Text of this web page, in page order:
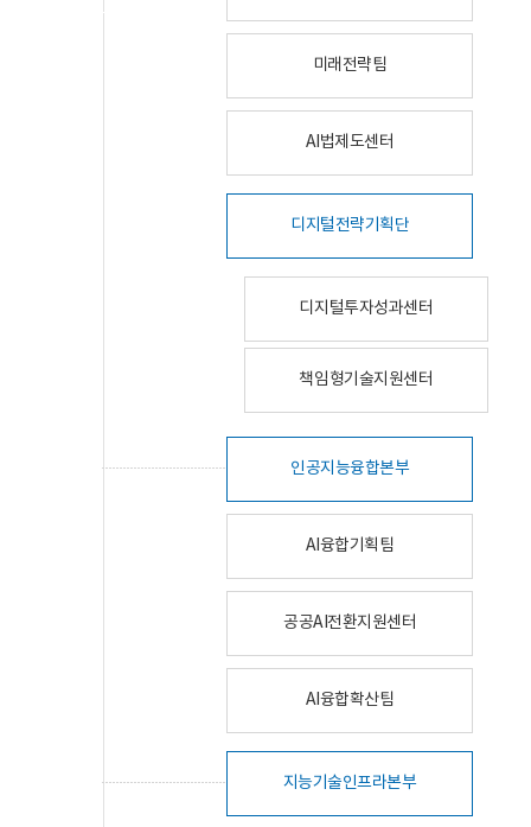
미래전략팀
AI법제도센터
디지털전략기획단
디지털투자성과센터
책임형기술지원센터
인공지능융합본부
AI융합기획팀
공공AI전환지원센터
AI융합확산팀
지능기술인프라본부